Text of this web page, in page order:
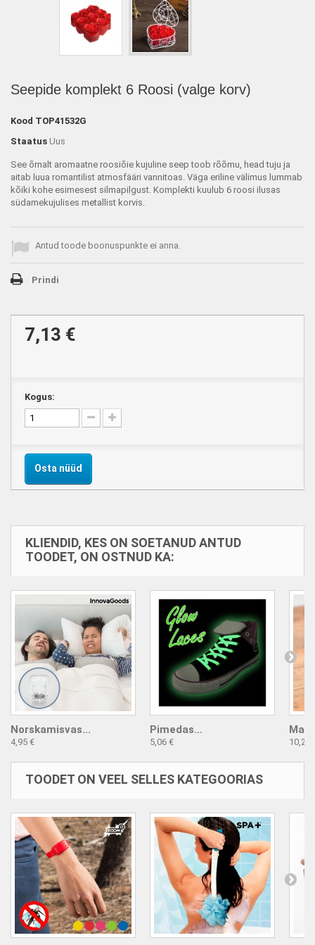
Seepide komplekt 6 Roosi (valge korv)
Kood TOP41532G
Staatus Uus
See õrnalt aromaatne roosiõie kujuline seep toob rõõmu, head tuju ja
aitab luua romantilist atmosfääri vannitoas. Väga eriline välimus lummab
kõiki kohe esimesest silmapilgust. Komplekti kuulub 6 roosi ilusas
südamekujulises metallist korvis.
Antud toode boonuspunkte ei anna.
Prindi
7,13 €
Kogus:
Osta nüüd
KLIENDID, KES ON SOETANUD ANTUD
TOODET, ON OSTNUD KA:
Norskamisvas...
4,95 €
Pimedas...
5,06 € 10,23
TOODET ON VEEL SELLES KATEGOORIAS